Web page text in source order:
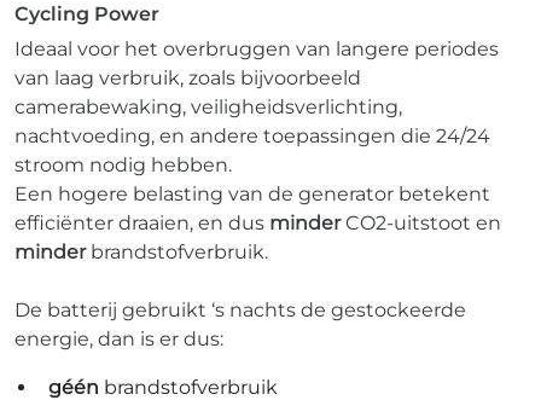
Cycling Power
Ideaal voor het overbruggen van langere periodes
van laag verbruik, zoals bijvoorbeeld
camerabewaking, veiligheidsverlichting,
nachtvoeding, en andere toepassingen die 24/24
stroom nodig hebben.
Een hogere belasting van de generator betekent
efficiënter draaien, en dus minderCO2-uitstoot en
minderbrandstofverbruik.
De batterij gebruikt ‘s nachts de gestockeerde
energie, dan is er dus:
géén brandstofverbruik